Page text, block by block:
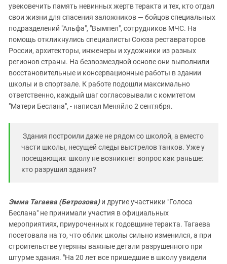
увековечить память невинных жертв теракта и тех, кто отдал
свои жизни для спасения заложников — бойцов специальных
подразделений "Альфа", "Вымпел", сотрудников МЧС. На
помощь откликнулись специалисты Союза реставраторов
России, архитекторы, инженеры и художники из разных
регионов страны. На безвозмездной основе они выполнили
восстановительные и консервационные работы в здании
школы и в спортзале. К работе подошли максимально
ответственно, каждый шаг согласовывали с комитетом
"Матери Беслана", - написал Меняйло 2 сентября.
Здания построили даже не рядом со школой, а вместо
части школы, несущей следы выстрелов танков. Уже у
посещающих школу не возникнет вопрос как раньше:
кто разрушил здания?
Эмма Тагаева (Бетрозова)и другие участники "Голоса
Беслана" не принимали участия в официальных
мероприятиях, приуроченных к годовщине теракта. Тагаева
посетовала на то, что облик школы сильно изменился, а при
строительстве утеряны важные детали разрушенного при
штурме здания. "На 20 лет все пришедшие в школу увидели